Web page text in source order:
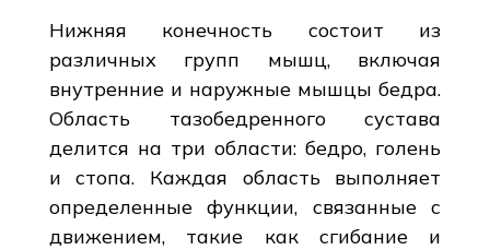
Нижняя конечность состоит из
различных групп мышц, включая
внутренние и наружные мышцы бедра.
Область тазобедренного сустава
делится на три области: бедро, голень
и стопа. Каждая область выполняет
определенные функции, связанные с
движением, такие как сгибание и